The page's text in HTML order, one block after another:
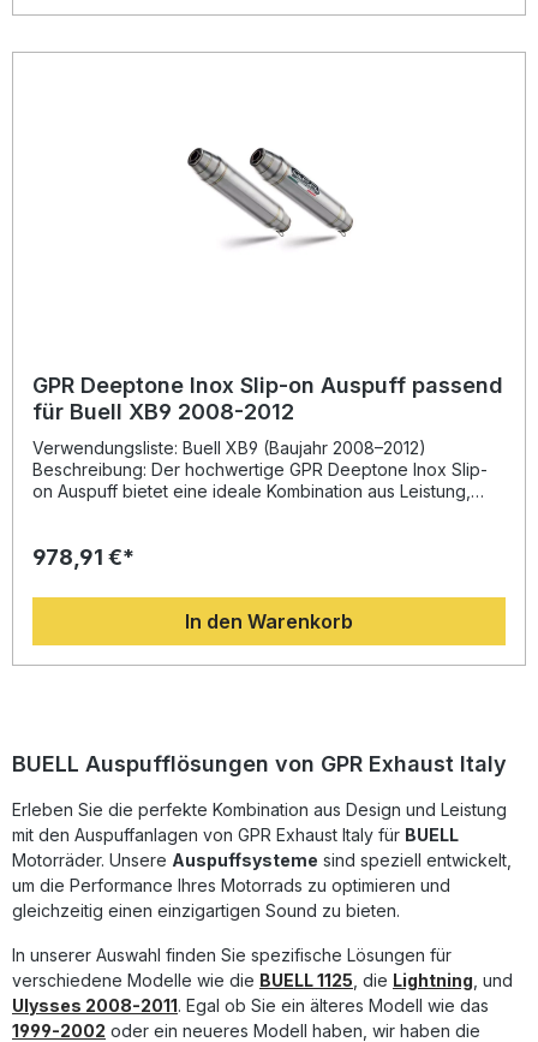
akustische Klangbild wird sportlicher und intensiver,
können – und das alles mit Straßenzulassung.Dank des
Hersteller ist DIN-zertifiziert und produziert ausschließlich in
Italien, was gleichbleibend hohe Qualität und Langlebigkeit
herausnehmbarem dB-Killer Optimiertes Drehmoment,
höhere Leistung und reduziertes Gewicht Sportlicher
Sound mit Straßenzulassung (homologiert) Plug-and-Play-
GPR Deeptone Inox Slip-on Auspuff passend
für Buell XB9 2008-2012
Verwendungsliste: Buell XB9 (Baujahr 2008–2012)
Beschreibung: Der hochwertige GPR Deeptone Inox Slip-
on Auspuff bietet eine ideale Kombination aus Leistung,
Endschalldämpfer für eine spürbare Verbesserung von
Gewichtsreduzierung im Vergleich zur Serienanlage. Das
auffällige Design und der charakteristische GPR-Sound
verleihen Ihrem Motorrad eine unverwechselbare Optik
und ein intensives Klangerlebnis. Dank der Dual-
optimale Ergebnisse in einer Fachwerkstatt empfohlen
werden. Dual homologierter Slip-on Auspuff aus
Leistungsoutput gegenüber der Serie Deutliche
Gewichtsersparnis und sportliches Design Hörbare
Soundverbesserung durch abnehmbare db-Killer Einfache
Plug-and-Play-Montage mit fahrzeugspezifischen
Halterungen Lieferumfang: GPR Deeptone Inox Slip-on
Auspuff Abnehmbare db-Killer Linkrohre und Katalysatoren
Fahrzeugspezifische Halterungen und Zubehör
978,91 €*
In den Warenkorb
BUELL Auspufflösungen von GPR Exhaust Italy
Erleben Sie die perfekte Kombination aus Design und Leistung
mit den Auspuffanlagen von GPR Exhaust Italy für BUELL
Motorräder. Unsere Auspuffsysteme sind speziell entwickelt,
um die Performance Ihres Motorrads zu optimieren und
gleichzeitig einen einzigartigen Sound zu bieten.
In unserer Auswahl finden Sie spezifische Lösungen für
verschiedene Modelle wie die BUELL 1125 , die Lightning , und
Ulysses 2008-2011. Egal ob Sie ein älteres Modell wie das
1999-2002 oder ein neueres Modell haben, wir haben die